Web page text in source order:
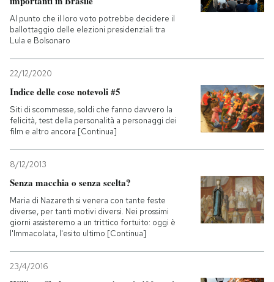
Al punto che il loro voto potrebbe decidere il
ballottaggio delle elezioni presidenziali tra
Lula e Bolsonaro
22/12/2020
Indice delle cose notevoli #5
Siti di scommesse, soldi che fanno davvero la
felicità, test della personalità a personaggi dei
film e altro ancora [Continua]
8/12/2013
Senza macchia o senza scelta?
Maria di Nazareth si venera con tante feste
diverse, per tanti motivi diversi. Nei prossimi
giorni assisteremo a un trittico fortuito: oggi è
l'Immacolata, l'esito ultimo [Continua]
23/4/2016